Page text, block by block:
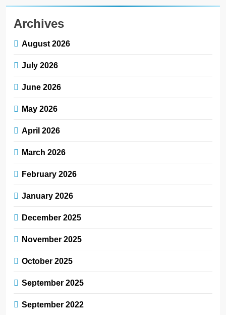
5
6
7
Archives
August 2026
July 2026
June 2026
May 2026
April 2026
March 2026
February 2026
January 2026
December 2025
November 2025
October 2025
September 2025
September 2022